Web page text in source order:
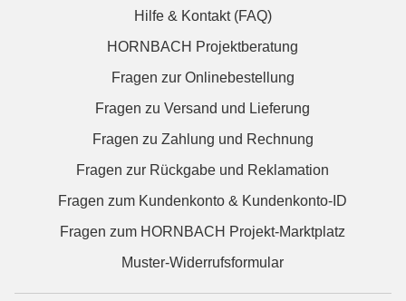
Hilfe & Kontakt (FAQ)
HORNBACH Projektberatung
Fragen zur Onlinebestellung
Fragen zu Versand und Lieferung
Fragen zu Zahlung und Rechnung
Fragen zur Rückgabe und Reklamation
Fragen zum Kundenkonto & Kundenkonto-ID
Fragen zum HORNBACH Projekt-Marktplatz
Muster-Widerrufsformular